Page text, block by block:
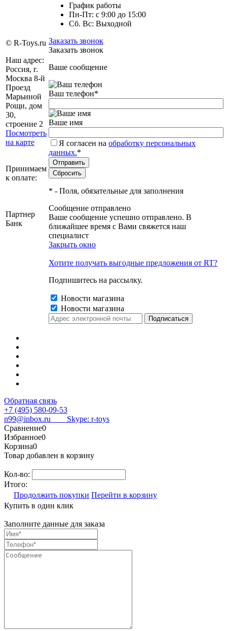
© R-Toys.ru
Наш адрес:
Россия, г.
Москва 8-й
Проезд
Марьиной
Рощи, дом
30,
строение 2
Посмотреть
на карте
Принимаем
к оплате:
Партнер
Банк
График работы
Пн-Пт: с 9:00 до 15:00
Сб. Вс: Выходной
Заказать звонок
Заказать звонок
Ваше сообщение
Ваш телефон*
Ваше имя
Я согласен на обработку персональных
данных.*
* - Поля, обязательные для заполнения
Сообщение отправлено
Ваше сообщение успешно отправлено. В
ближайшее время с Вами свяжется наш
специалист
Закрыть окно
Хотите получать выгодные предложения от RT?
Подпишитесь на рассылку.
Новости магазина
Новости магазина
Обратная связь
+7 (495) 580-09-53
n99@inbox.ru Skype: r-toys
Сравнение0
Избранное0
Корзина0
Товар добавлен в корзину
Кол-во:
Итого:
Продолжить покупки Перейти в корзину
Купить в один клик
Заполните данные для заказа